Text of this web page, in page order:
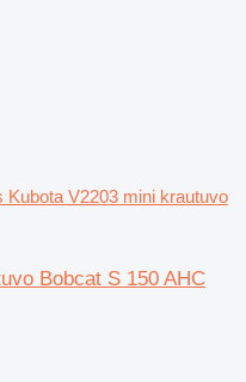
Kubota V2203 mini krautuvo
Bobcat S 150 AHC